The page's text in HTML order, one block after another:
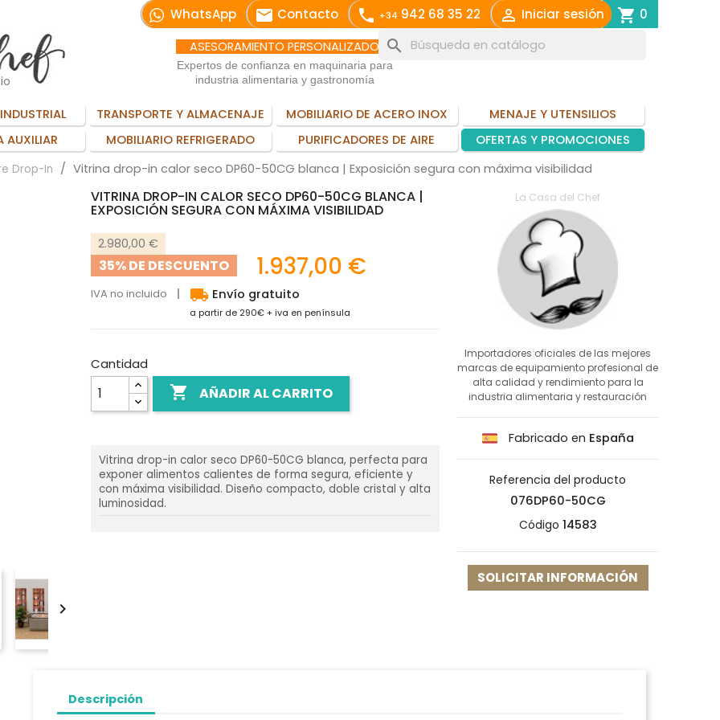
WhatsApp email Contacto call +34 942 68 35 22  Iniciar sesión shopping_cart 0
ASESORAMIENTO PERSONALIZADO
Expertos de confianza en maquinaria para
industria alimentaria y gastronomía
search
TRANSPORTE Y ALMACENAJE MOBILIARIO DE ACERO INOX
MENAJE Y UTENSILIOS
AUXILIAR
MOBILIARIO REFRIGERADO PURIFICADORES DE AIRE OFERTAS Y PROMOCIONES
Drop-In Vitrina drop-in calor seco DP60-50CG blanca | Exposición segura con máxima visibilidad

VITRINA DROP-IN CALOR SECO DP60-50CG BLANCA |
EXPOSICIÓN SEGURA CON MÁXIMA VISIBILIDAD
2.980,00 €
35% DE DESCUENTO 1.937,00 €
IVA no incluido local_shipping Envío gratuito
a partir de 290€ + iva en península
Cantidad
 AÑADIR AL CARRITO
Vitrina drop-in calor seco DP60-50CG blanca, perfecta para
exponer alimentos calientes de forma segura, eficiente y
con máxima visibilidad. Diseño compacto, doble cristal y alta
luminosidad.
La Casa del Chef
Importadores oficiales de las mejores
marcas de equipamiento profesional de
alta calidad y rendimiento para la
industria alimentaria y restauración
Fabricado en España
Referencia del producto
076DP60-50CG
Código 14583
SOLICITAR INFORMACIÓN
Descripción